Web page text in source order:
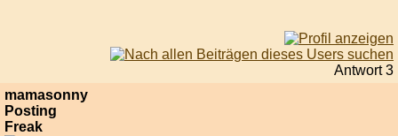
Antwort 3
mamasonny
Posting
Freak